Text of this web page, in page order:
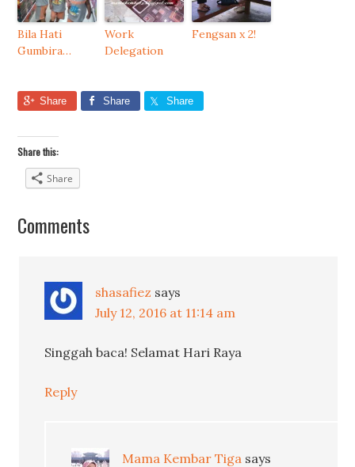
Bila Hati
Gumbira…
Work
Delegation
Fengsan x 2!
Share Share Share
Share this:
Share
Comments
shasafiez says
July 12, 2016 at 11:14 am
Singgah baca! Selamat Hari Raya
Reply
Mama Kembar Tiga says